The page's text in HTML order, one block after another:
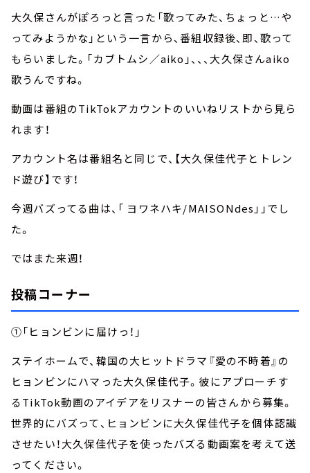
大久保さんがぽろっと言った「歌ってみた、ちょっと…や
ってみようかな」という一言から、番組収録後、即、歌って
もらいました。「カブトムシ／aiko」、、、大久保さんaiko
歌うんですね。
動画は番組のTikTokアカウントのいいねリストから見ら
れます！
アカウント名は番組名と同じで、【大久保佳代子とトレン
ド遊び】です！
今週バズってる曲は、「 ヨワネハキ/MAISONdes」」でし
た。
ではまた来週！
投稿コーナー
①「ヒョンビンに届けっ！」
ステイホームで、韓国の大ヒットドラマ『愛の不時着』の
ヒョンビンにハマった大久保佳代子。彼にアプローチす
るTikTok動画のアイデアをリスナーの皆さんから募集。
世界的にバズって、ヒョンビンに大久保佳代子を個体認識
させたい！大久保佳代子を使ったバズる動画案を考えて送
ってください。